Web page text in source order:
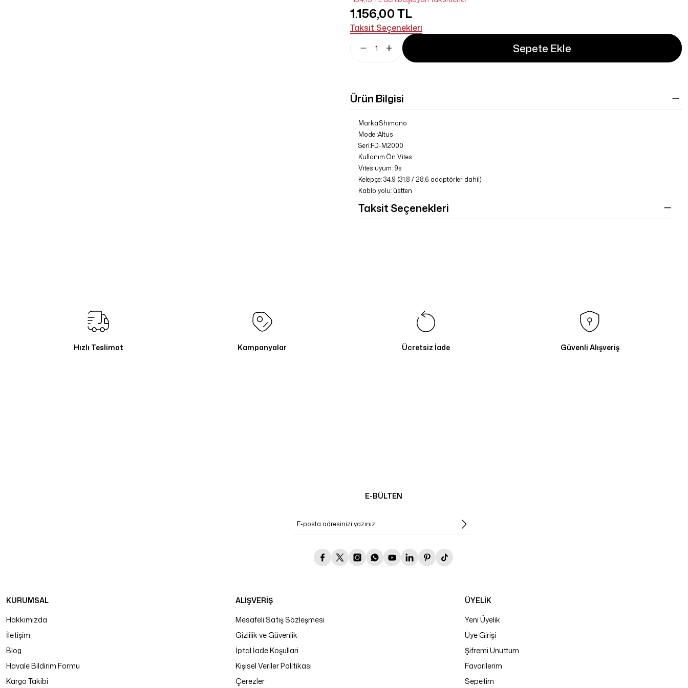
1.156,00 TL
Taksit Seçenekleri
Sepete Ekle
Ürün Bilgisi
Marka:Shimano
Model:Altus
Seri:FD-M2000
Kullanım:Ön Vites
Vites uyum: 9s
Kelepçe: 34.9 (31.8 / 28.6 adaptörler dahil)
Kablo yolu: üstten
Taksit Seçenekleri
Hızlı Teslimat Kampanyalar Ücretsiz İade Güvenli Alışveriş
E-BÜLTEN
KURUMSAL
Hakkımızda
İletişim
Blog
Havale Bildirim Formu
Kargo Takibi
ALIŞVERİŞ
Mesafeli Satış Sözleşmesi
Gizlilik ve Güvenlik
İptal İade Koşullari
Kişisel Veriler Politikası
Çerezler
ÜYELİK
Yeni Üyelik
Üye Girişi
Şifremi Unuttum
Favorilerim
Sepetim